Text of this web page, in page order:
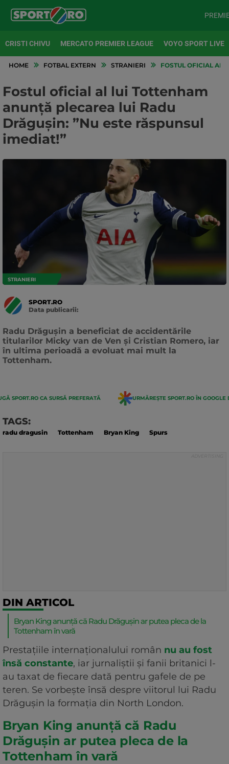
CRISTI CHIVU MERCATO PREMIER LEAGUE VOYO SPORT LIVE
HOME FOTBAL EXTERN STRANIERI FOSTUL OFICIAL AL
Fostul oficial al lui Tottenham
anunță plecarea lui Radu
Drăgușin: ”Nu este răspunsul
imediat!”
STRANIERI
SPORT.RO
Data publicarii:
Radu Drăgușin a beneficiat de accidentările
titularilor Micky van de Ven și Cristian Romero, iar
în ultima perioadă a evoluat mai mult la
Tottenham.
SPORT.RO CA SURSĂ PREFERATĂ URMĂREȘTE SPORT.RO ÎN GOOGLE
TAGS:
radu dragusin Tottenham Bryan King Spurs
DIN ARTICOL
Bryan King anunță că Radu Drăgușin ar putea pleca de la
Tottenham în vară
Prestațiile internaționalului român nu au fost
însă constante, iar jurnaliștii și fanii britanici l-
au taxat de fiecare dată pentru gafele de pe
teren. Se vorbește însă despre viitorul lui Radu
Drăgușin la formația din North London.
Bryan King anunță că Radu
Drăgușin ar putea pleca de la
Tottenham în vară